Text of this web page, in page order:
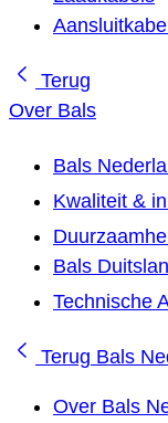
Terug
Over Bals
Bals
Kwaliteit &
Bals
Technische
Terug Bals
Over Bals